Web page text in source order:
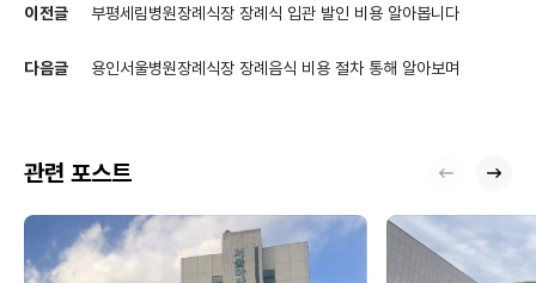
이전글 부평세림병원장례식장 장례식 입관 발인 비용 알아봅니다
다음글 용인서울병원장례식장 장례음식 비용 절차 통해 알아보며
관련 포스트